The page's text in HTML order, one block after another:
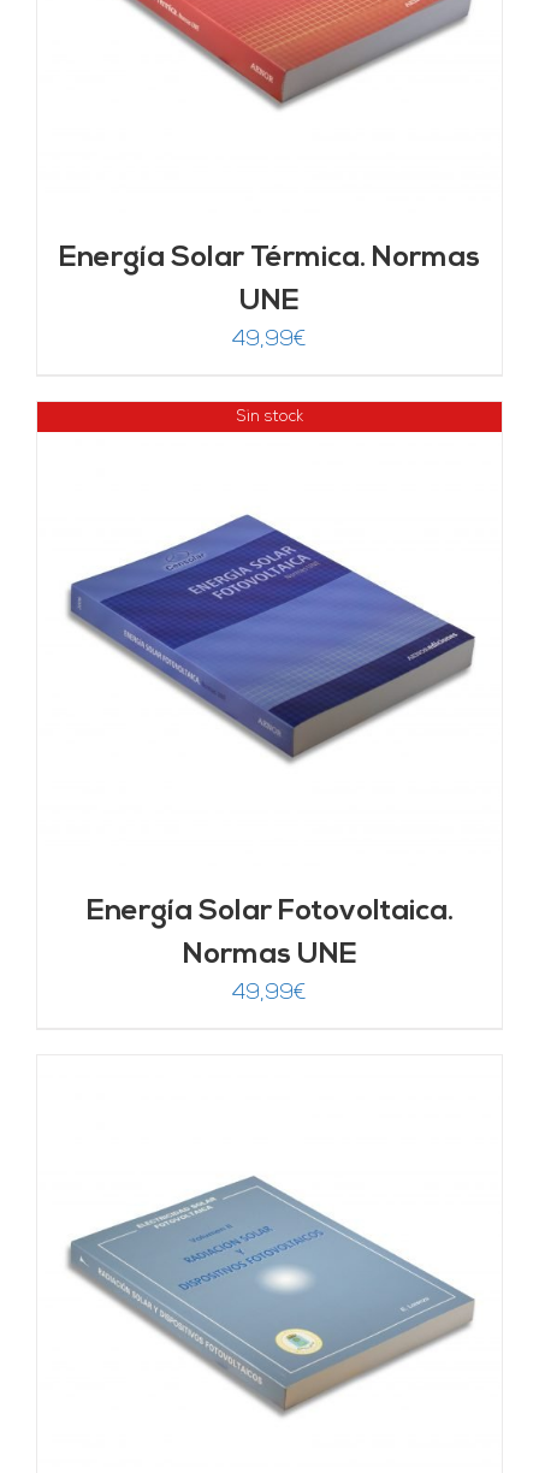
Energía Solar Térmica. Normas
UNE
49,99€
Sin stock
Energía Solar Fotovoltaica.
Normas UNE
49,99€